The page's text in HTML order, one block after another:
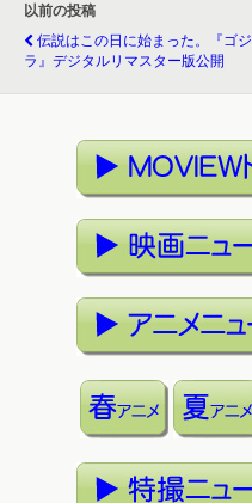
以前の投稿
伝説はこの日に始まった。『ゴジ
ラ』デジタルリマスター版公開